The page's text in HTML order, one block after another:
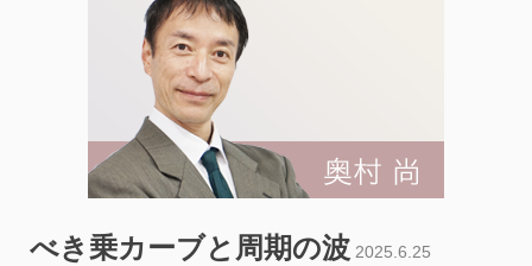
べき乗カーブと周期の波 2025.6.25